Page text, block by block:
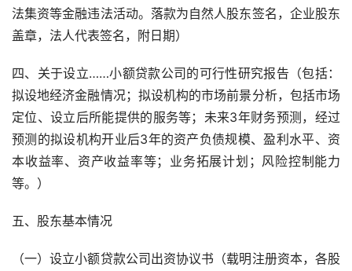
法集资等金融违法活动。落款为自然人股东签名，企业股东
盖章，法人代表签名，附日期）
四、关于设立……小额贷款公司的可行性研究报告（包括：
拟设地经济金融情况；拟设机构的市场前景分析，包括市场
定位、设立后所能提供的服务等；未来3年财务预测，经过
预测的拟设机构开业后3年的资产负债规模、盈利水平、资
本收益率、资产收益率等；业务拓展计划；风险控制能力
等。）
五、股东基本情况
（一）设立小额贷款公司出资协议书（载明注册资本，各股